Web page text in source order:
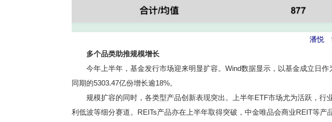
潘悦
多个品类助推规模增长
今年上半年，基金发行市场迎来明显扩容。Wind数据显示，以基金成立日作
同期的5303.47亿份增长逾18%。
规模扩容的同时，各类型产品创新表现突出。上半年ETF市场尤为活跃，行
利低波等细分赛道。REITs产品亦在上半年取得突破，中金唯品会商业REIT等产